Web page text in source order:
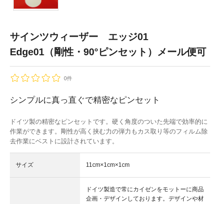
サインツウィーザー エッジ01
Edge01（剛性・90°ピンセット）メール便可
0件
シンプルに真っ直ぐで精密なピンセット
ドイツ製の精密なピンセットです。硬く角度のついた先端で効率的に
作業ができます。剛性が高く挟む力の弾力もカス取り等のフィルム除
去作業にベストに設計されています。
サイズ 11cm×1cm×1cm
ドイツ製造で常にカイゼンをモットーに商品
企画・デザインしております。デザインや材